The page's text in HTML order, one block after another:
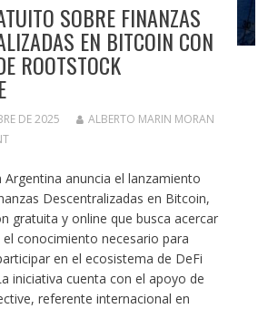
SOBRE FINANZAS
EN BITCOIN CON
ROOTSTOCK
DE 2025
ALBERTO MARIN MORAN
Argentina anuncia el lanzamiento
Descentralizadas en Bitcoin,
gratuita y online que busca acercar
conocimiento necesario para
en el ecosistema de DeFi
iniciativa cuenta con el apoyo de
referente internacional en